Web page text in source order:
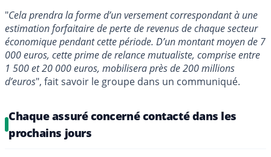
"Cela prendra la forme d’un versement correspondant à une
estimation forfaitaire de perte de revenus de chaque secteur
économique pendant cette période. D’un montant moyen de 7
000 euros, cette prime de relance mutualiste, comprise entre
1 500 et 20 000 euros, mobilisera près de 200 millions
d’euros", fait savoir le groupe dans un communiqué.
Chaque assuré concerné contacté dans les
prochains jours